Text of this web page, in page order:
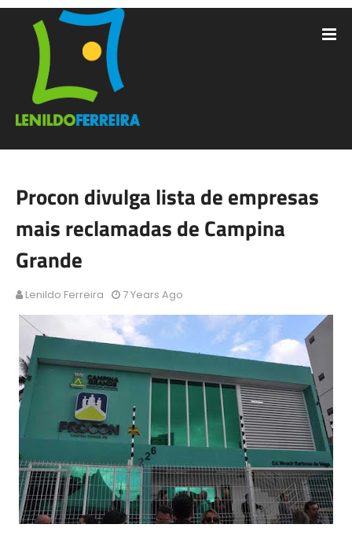
Procon divulga lista de empresas
mais reclamadas de Campina
Grande
Lenildo Ferreira 7 Years Ago